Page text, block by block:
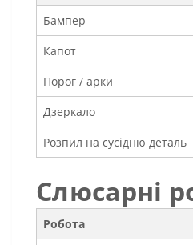
Бампер
Капот
Порог / арки
Дзеркало
Розпил на сусідню деталь
Слюсарні
Робота